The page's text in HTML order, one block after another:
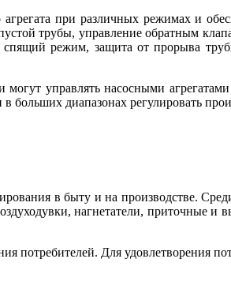
при различных режимах и
трубы, управление обратным
режим, защита от прорыва
управлять насосными
диапазонах регулировать
в быту и на производстве.
нагнетатели, приточные
потребителей. Для удовлетворения